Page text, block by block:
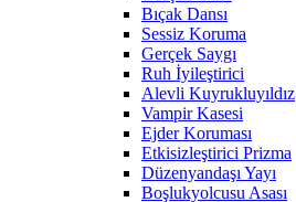
Bıçak Dansı
Sessiz Koruma
Gerçek Saygı
Ruh İyileştirici
Alevli Kuyrukluyıldız
Vampir Kasesi
Ejder Koruması
Etkisizleştirici Prizma
Düzenyandaşı Yayı
Boşlukyolcusu Asası